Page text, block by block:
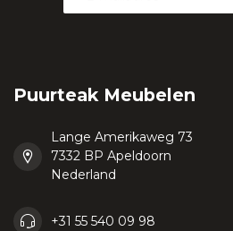
Puurteak Meubelen
Lange Amerikaweg 73
7332 BP Apeldoorn
Nederland
+31 55 540 09 98